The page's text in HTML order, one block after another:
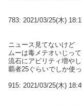
783: 2021/03/25(木)
ニュース見てないけど
ムーは毒メテオいじっ
流石にアビリティ増や
覇者25ぐらいでしか使
915: 2021/03/25(木)